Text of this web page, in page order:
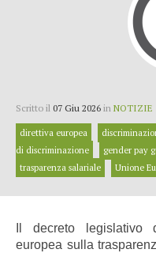
Scritto il 07 Giu 2026 in NOTIZIE
direttiva europea
di discriminazione
gender pay
trasparenza salariale
Unione
Il decreto legislativo
europea sulla